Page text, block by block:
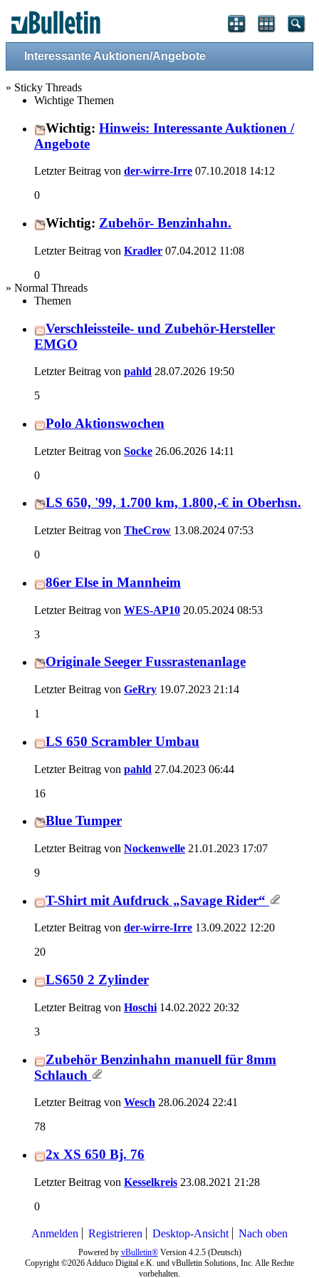
Interessante Auktionen/Angebote
» Sticky Threads
Wichtige Themen
Wichtig: Hinweis: Interessante Auktionen /
Angebote
Letzter Beitrag von der-wirre-Irre 07.10.2018 14:12
0
Wichtig: Zubehör- Benzinhahn.
Letzter Beitrag von Kradler 07.04.2012 11:08
0
» Normal Threads
Themen
Verschleissteile- und Zubehör-Hersteller
EMGO
Letzter Beitrag von pahld 28.07.2026 19:50
5
Polo Aktionswochen
Letzter Beitrag von Socke 26.06.2026 14:11
0
LS 650, '99, 1.700 km, 1.800,-€ in Oberhsn.
Letzter Beitrag von TheCrow 13.08.2024 07:53
0
86er Else in Mannheim
Letzter Beitrag von WES-AP10 20.05.2024 08:53
3
Originale Seeger Fussrastenanlage
Letzter Beitrag von GeRry 19.07.2023 21:14
1
LS 650 Scrambler Umbau
Letzter Beitrag von pahld 27.04.2023 06:44
16
Blue Tumper
Letzter Beitrag von Nockenwelle 21.01.2023 17:07
9
T-Shirt mit Aufdruck „Savage Rider“
Letzter Beitrag von der-wirre-Irre 13.09.2022 12:20
20
LS650 2 Zylinder
Letzter Beitrag von Hoschi 14.02.2022 20:32
3
Zubehör Benzinhahn manuell für 8mm
Schlauch
Letzter Beitrag von Wesch 28.06.2024 22:41
78
2x XS 650 Bj. 76
Letzter Beitrag von Kesselkreis 23.08.2021 21:28
0
Anmelden Registrieren Desktop-Ansicht Nach oben
Powered by vBulletin®Version 4.2.5 (Deutsch)
Copyright ©2026 Adduco Digital e.K. und vBulletin Solutions, Inc. Alle Rechte
vorbehalten.